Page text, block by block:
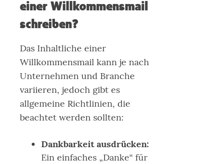
einer Willkommensmail
schreiben?
Das Inhaltliche einer
Willkommensmail kann je nach
Unternehmen und Branche
variieren, jedoch gibt es
allgemeine Richtlinien, die
beachtet werden sollten:
Dankbarkeit ausdrücken:
Ein einfaches „Danke“ für